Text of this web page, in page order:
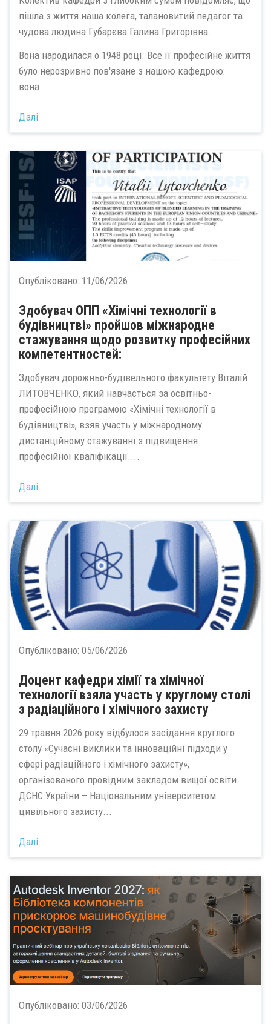
пішла з життя наша колега, талановитий педагог та
чудова людина Губарєва Галина Григорівна.
Вона народилася о 1948 році. Все її професійне життя
було нерозривно пов'язане з нашою кафедрою:
вона...
Далі
Опубліковано: 11/06/2026
Здобувач ОПП «Хімічні технології в
будівництві» пройшов міжнародне
стажування щодо розвитку професійних
компетентностей:
Здобувач дорожньо-будівельного факультету Віталій
ЛИТОВЧЕНКО, який навчається за освітньо-
професійною програмою «Хімічні технології в
будівництві», взяв участь у міжнародному
дистанційному стажуванні з підвищення
професійної кваліфікації....
Далі
Опубліковано: 05/06/2026
Доцент кафедри хімії та хімічної
технології взяла участь у круглому столі
з радіаційного і хімічного захисту
29 травня 2026 року відбулося засідання круглого
столу «Сучасні виклики та інноваційні підходи у
сфері радіаційного і хімічного захисту»,
організованого провідним закладом вищої освіти
ДСНС України – Національним університетом
цивільного захисту...
Далі
Опубліковано: 03/06/2026